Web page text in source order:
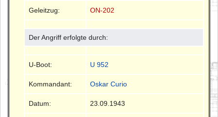
Geleitzug: ON-202
Der Angriff erfolgte durch:
U-Boot: U 952
Kommandant: Oskar Curio
Datum: 23.09.1943